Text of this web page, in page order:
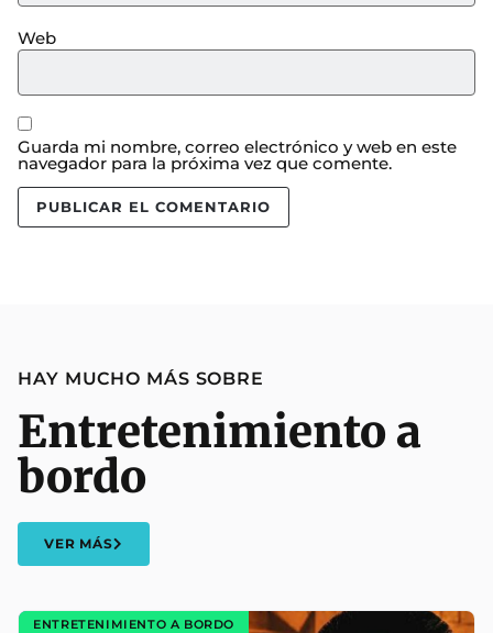
Web
Guarda mi nombre, correo electrónico y web en este
navegador para la próxima vez que comente.
HAY MUCHO MÁS SOBRE
Entretenimiento a
bordo
VER MÁS
ENTRETENIMIENTO A BORDO